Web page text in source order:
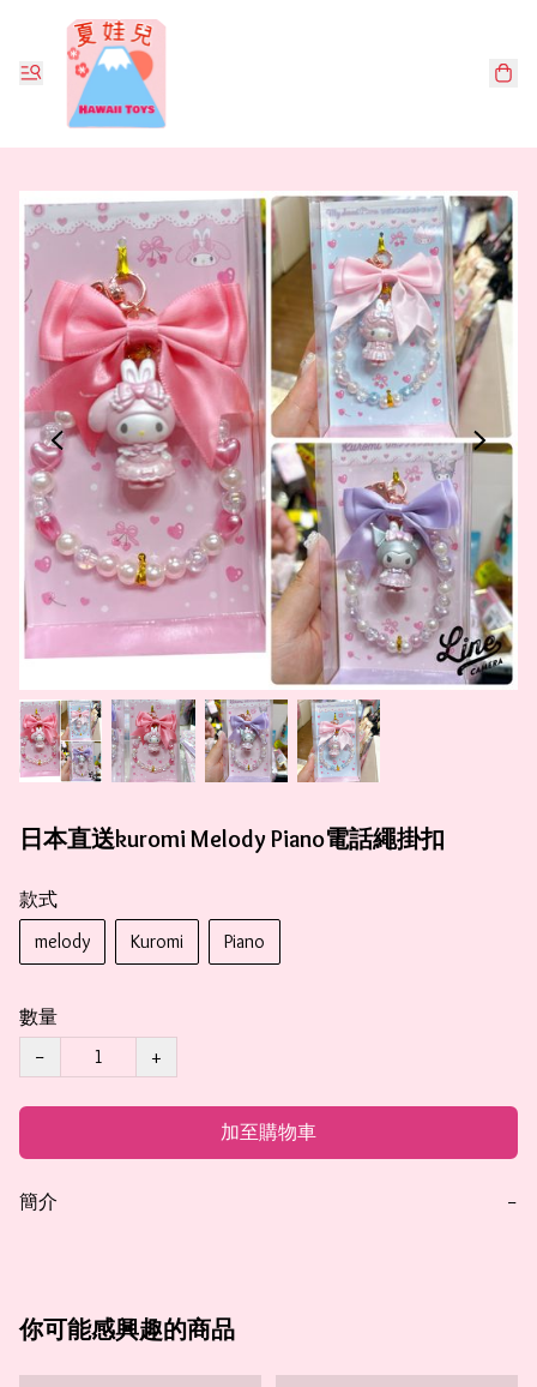
日本直送kuromi Melody Piano電話繩掛扣
款式
melody
Kuromi Piano
數量
−
+
加至購物車
簡介 −
你可能感興趣的商品